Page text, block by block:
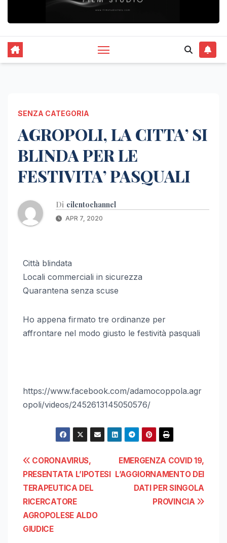
SENZA CATEGORIA
AGROPOLI, LA CITTA’ SI
BLINDA PER LE
FESTIVITA’ PASQUALI
Di cilentochannel
APR 7, 2020
Città blindata
Locali commerciali in sicurezza
Quarantena senza scuse
Ho appena firmato tre ordinanze per
affrontare nel modo giusto le festività pasquali
https://www.facebook.com/adamocoppola.agr
opoli/videos/2452613145050576/
Navigazione
articoli
EMERGENZA COVID 19,
L’AGGIORNAMENTO DEI
DATI PER SINGOLA
PROVINCIA
CORONAVIRUS,
PRESENTATA L’IPOTESI
TERAPEUTICA DEL
RICERCATORE
AGROPOLESE ALDO
GIUDICE